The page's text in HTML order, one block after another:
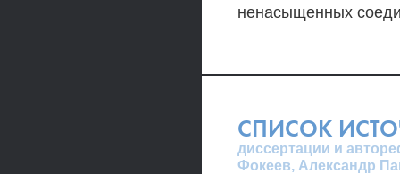
ненасыщенных
СПИСОК
диссертации и
Фокеев, Александр